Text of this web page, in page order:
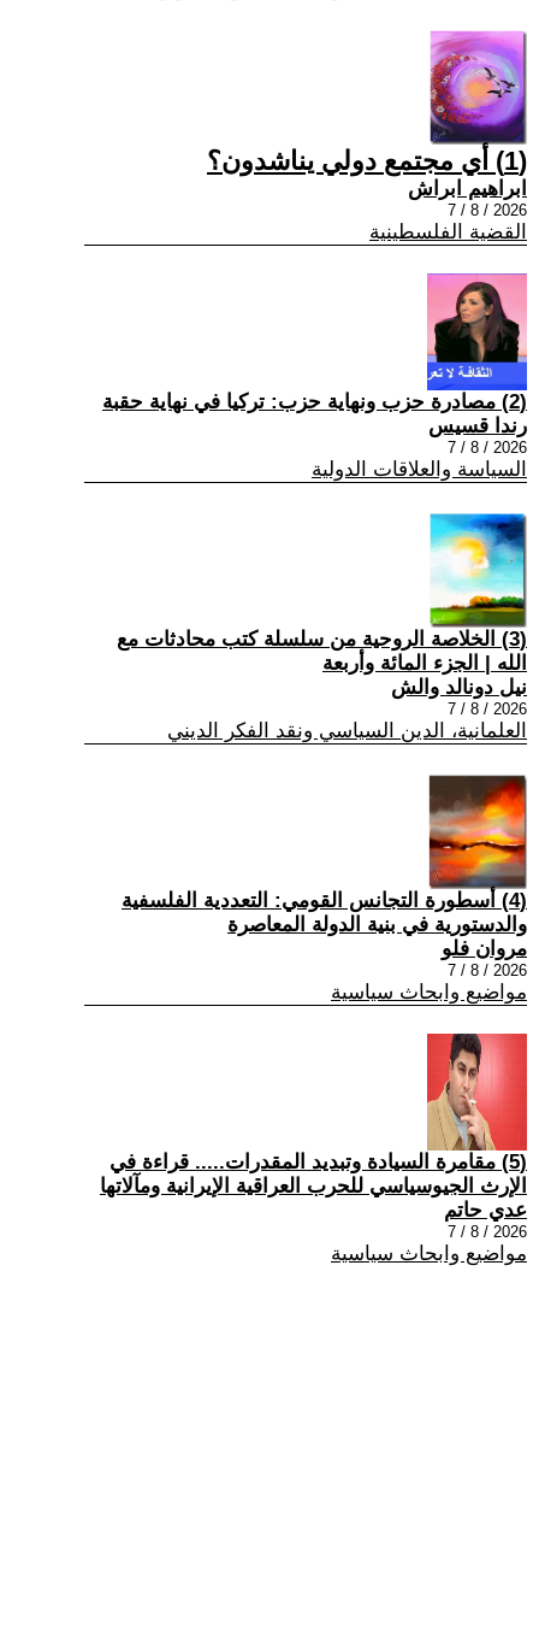
(1) أي مجتمع دولي يناشدون؟
ابراهيم ابراش
2026 / 8 / 7
القضية الفلسطينية
(2) مصادرة حزب ونهاية حزب: تركيا في نهاية حقبة
رندا قسيس
2026 / 8 / 7
السياسة والعلاقات الدولية
(3) الخلاصة الروحية من سلسلة كتب محادثات مع
الله | الجزء المائة وأربعة
نيل دونالد والش
2026 / 8 / 7
العلمانية، الدين السياسي ونقد الفكر الديني
(4) أسطورة التجانس القومي: التعددية الفلسفية
والدستورية في بنية الدولة المعاصرة
مروان فلو
2026 / 8 / 7
مواضيع وابحاث سياسية
(5) مقامرة السيادة وتبديد المقدرات..... قراءة في
الإرث الجيوسياسي للحرب العراقية الإيرانية ومآلاتها
عدي حاتم
2026 / 8 / 7
مواضيع وابحاث سياسية